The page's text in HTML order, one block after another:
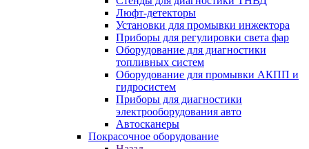
Люфт-детекторы
Установки для промывки инжектора
Приборы для регулировки света фар
Оборудование для диагностики
топливных систем
Оборудование для промывки АКПП и
гидросистем
Приборы для диагностики
электрооборудования авто
Автосканеры
Покрасочное оборудование